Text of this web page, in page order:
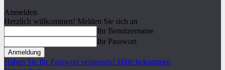
Anmelden
Herzlich willkommen! Melden Sie sich an
Ihr Benutzername
Ihr Passwort
Haben Sie Ihr Passwort vergessen? Hilfe bekommen